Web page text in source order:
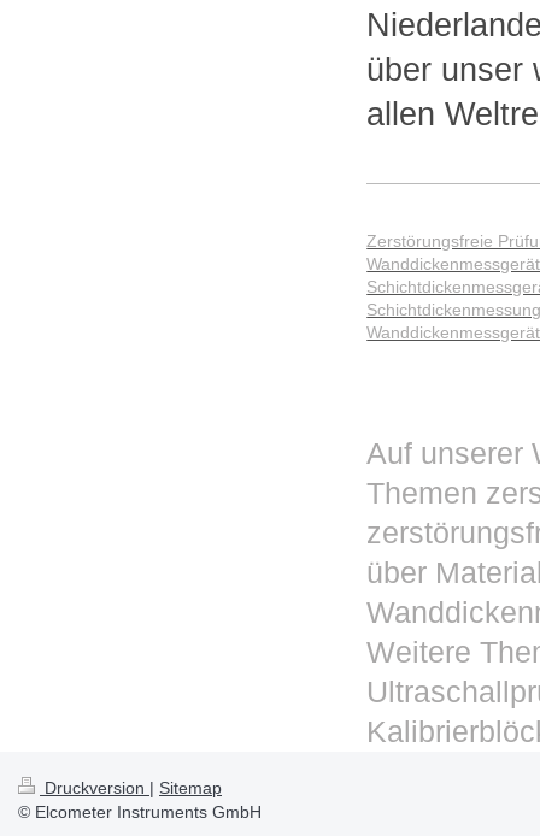
über unser
allen
Zerstörungsfreie
Wanddickenmessgerät
Auf unserer
Themen
über
Weitere
Druckversion | Sitemap
© Elcometer Instruments GmbH